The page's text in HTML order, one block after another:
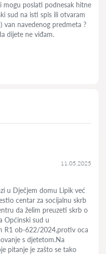
mogu poslati podnesak hitne
sud na isti spis ili otvaram
van navedenog predmeta ?
dijete ne viđam.
11.05.2025
u Dječjem domu Lipik već
centar za socijalnu skrb
da želim preuzeti skrb o
Općinski sud u
R1 ob-622/2024,protiv oca
s djetetom.Na
pitanje je zašto se tako